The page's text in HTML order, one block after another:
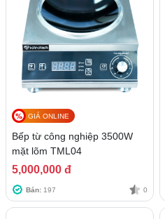
GIÁ ONLINE
Bếp từ công nghiệp 3500W
mặt lõm TML04
5,000,000 đ
Bán: 197 0